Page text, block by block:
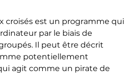
croisés est un programme qui
par le biais de
Il peut être décrit
potentiellement
agit comme un pirate de